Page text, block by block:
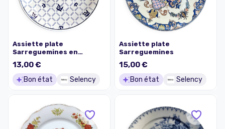
Assiette plate
Sarreguemines en
faïence bleue et blanche
13,00 €
Bon état Selency
Assiette plate
Sarreguemines
15,00 €
Bon état Selency